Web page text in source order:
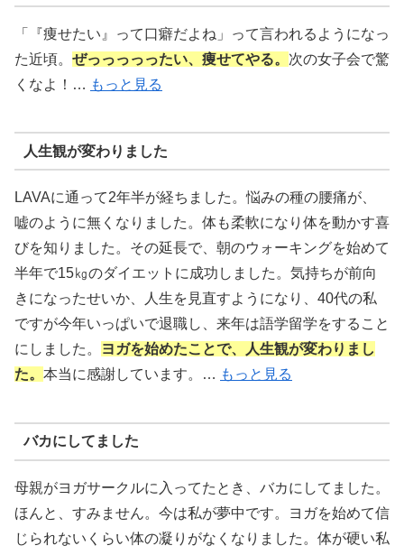
「『痩せたい』って口癖だよね」って言われるようになっ
た近頃。 ぜっっっっったい、痩せてやる。 次の女子会で驚
くなよ！… もっと見る
人生観が変わりました
LAVAに通って2年半が経ちました。悩みの種の腰痛が、
嘘のように無くなりました。体も柔軟になり体を動かす喜
びを知りました。その延長で、朝のウォーキングを始めて
半年で15㎏のダイエットに成功しました。気持ちが前向
きになったせいか、人生を見直すようになり、40代の私
ですが今年いっぱいで退職し、来年は語学留学をすること
にしました。
ヨガを始めたことで、人生観が変わりまし
た。 本当に感謝しています。… もっと見る
バカにしてました
母親がヨガサークルに入ってたとき、バカにしてました。
ほんと、すみません。今は私が夢中です。ヨガを始めて信
じられないくらい体の凝りがなくなりました。体が硬い私